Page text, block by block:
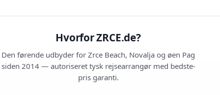
Hvorfor ZRCE.de?
Den førende udbyder for Zrce Beach, Novalja og øen Pag
siden 2014 — autoriseret tysk rejsearrangør med bedste-
pris garanti.